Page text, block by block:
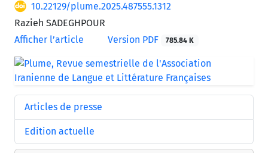
10.22129/plume.2025.487555.1312
Razieh SADEGHPOUR
Afficher l’article
Version PDF 785.84 K
Articles de presse
Edition actuelle